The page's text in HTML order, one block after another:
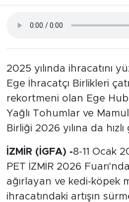
2025 yılında ihracatını
Ege İhracatçı Birlikleri
rekortmeni olan Ege
Yağlı Tohumlar ve
Birliği 2026 yılına da hızlı
İZMİR (İGFA) -8-11 Ocak
PET İZMİR 2026
ağırlayan ve kedi-köpek
ihracatındaki artışın